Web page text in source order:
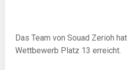
Das Team von Souad Zerioh
Wettbewerb Platz 13 erreicht.